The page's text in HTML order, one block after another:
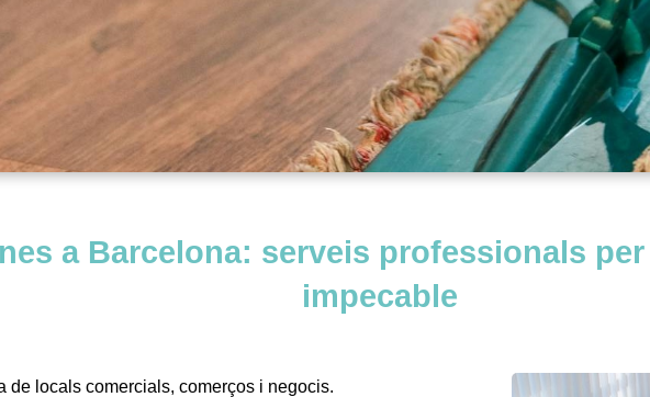
a Barcelona: serveis professionals
impecable
de locals comercials, comerços i negocis.